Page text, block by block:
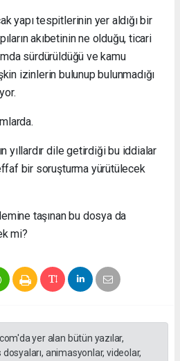
yapı tespitlerinin yer aldığı bir
akıbetinin ne olduğu, ticari
sürdürüldüğü ve kamu
izinlerin bulunup bulunmadığı
yıllardır dile getirdiği bu iddialar
bir soruşturma yürütülecek
taşınan bu dosya da
mi?
yer alan bütün yazılar,
animasyonlar, videolar,